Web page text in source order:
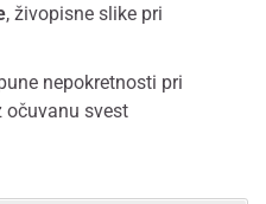
, živopisne slike pri
nepokretnosti pri
očuvanu svest